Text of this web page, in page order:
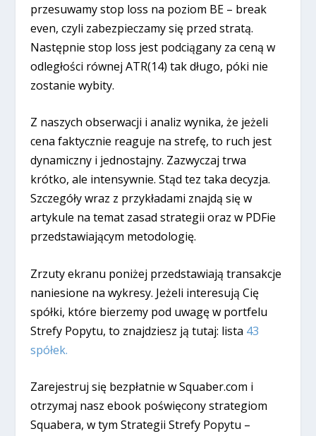
przesuwamy stop loss na poziom BE – break
even, czyli zabezpieczamy się przed stratą.
Następnie stop loss jest podciągany za ceną w
odległości równej ATR(14) tak długo, póki nie
zostanie wybity.
Z naszych obserwacji i analiz wynika, że jeżeli
cena faktycznie reaguje na strefę, to ruch jest
dynamiczny i jednostajny. Zazwyczaj trwa
krótko, ale intensywnie. Stąd tez taka decyzja.
Szczegóły wraz z przykładami znajdą się w
artykule na temat zasad strategii oraz w PDFie
przedstawiającym metodologię.
Zrzuty ekranu poniżej przedstawiają transakcje
naniesione na wykresy. Jeżeli interesują Cię
spółki, które bierzemy pod uwagę w portfelu
Strefy Popytu, to znajdziesz ją tutaj: lista 43
spółek.
Zarejestruj się bezpłatnie w Squaber.com i
otrzymaj nasz ebook poświęcony strategiom
Squabera, w tym Strategii Strefy Popytu –